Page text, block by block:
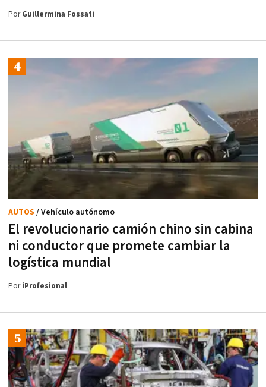
PorGuillermina Fossati
El revolucionario camión chino sin cabina
ni conductor que promete cambiar la
logística mundial
AUTOS / Vehículo autónomo
PoriProfesional